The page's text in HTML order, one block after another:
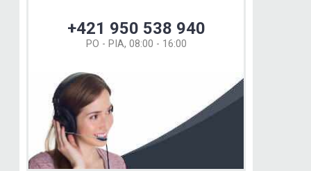
+421 950 538 940
PO - PIA, 08:00 - 16:00